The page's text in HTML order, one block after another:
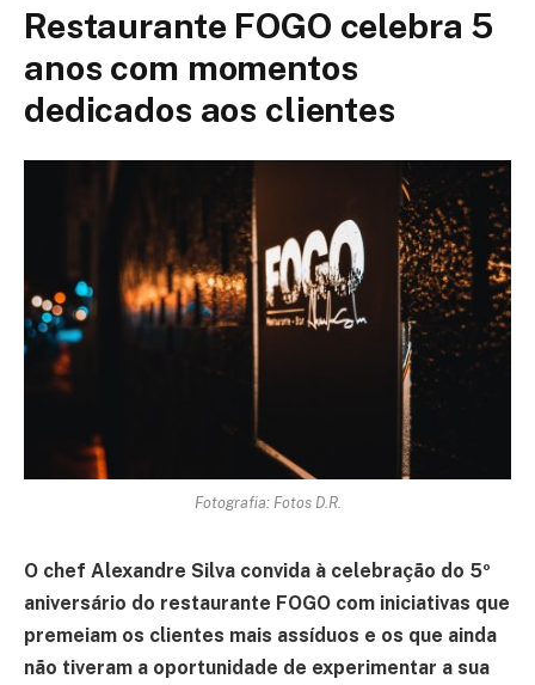
Restaurante FOGO celebra 5
anos com momentos
dedicados aos clientes
Fotografia: Fotos D.R.
O chef Alexandre Silva convida à celebração do 5º
aniversário do restaurante FOGO com iniciativas que
premeiam os clientes mais assíduos e os que ainda
não tiveram a oportunidade de experimentar a sua